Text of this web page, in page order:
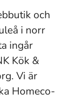
och
i norr
ingår
Kök &
Vi är
Homeco-